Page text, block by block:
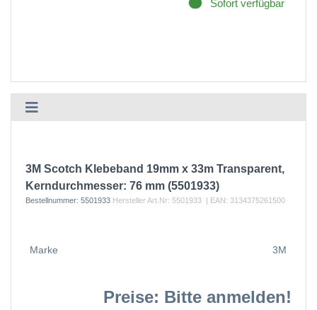
Sofort verfügbar
3M Scotch Klebeband 19mm x 33m Transparent,
Kerndurchmesser: 76 mm (5501933)
Bestellnummer: 5501933 Hersteller Art.Nr: 5501933 | EAN: 3134375261500
Marke 3M
Preise: Bitte anmelden!